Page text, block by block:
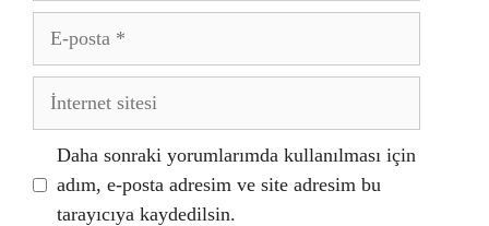
posta
İnternet
Daha sonraki yorumlarımda kullanılması için
adım, e-posta adresim ve site adresim bu
tarayıcıya kaydedilsin.